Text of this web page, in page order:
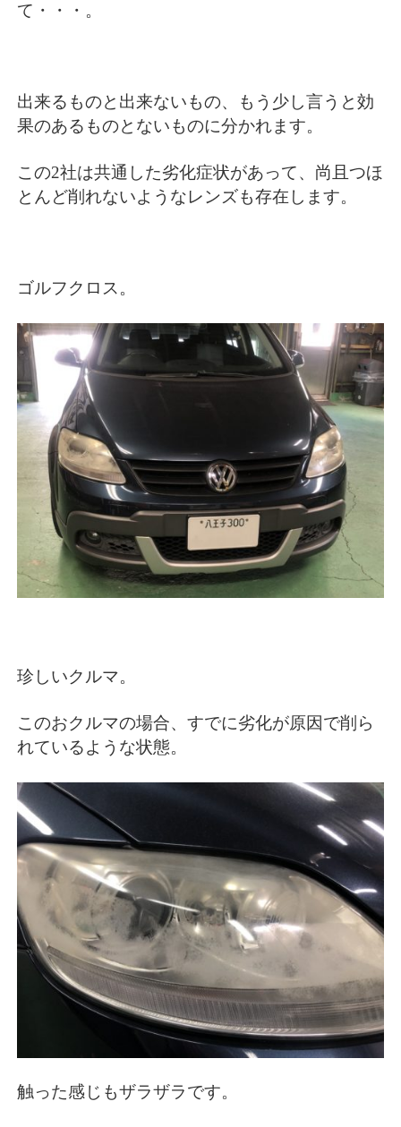
て・・・。
出来るものと出来ないもの、もう少し言うと効
果のあるものとないものに分かれます。
この2社は共通した劣化症状があって、尚且つほ
とんど削れないようなレンズも存在します。
ゴルフクロス。
珍しいクルマ。
このおクルマの場合、すでに劣化が原因で削ら
れているような状態。
触った感じもザラザラです。